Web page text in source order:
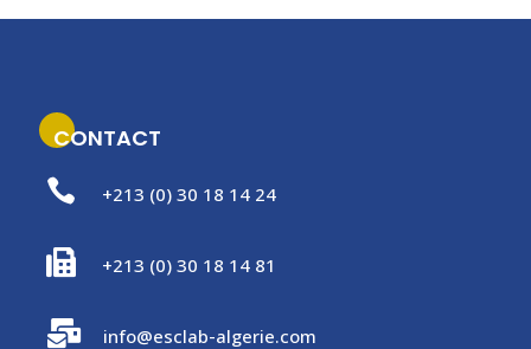
CONTACT

+213 (0) 30 18 14 24
 +213 (0) 30 18 14 81
 info@esclab-algerie.com